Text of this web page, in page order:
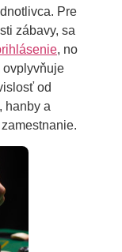
Pre
zábavy, sa
, no
ovplyvňuje
od
hanby a